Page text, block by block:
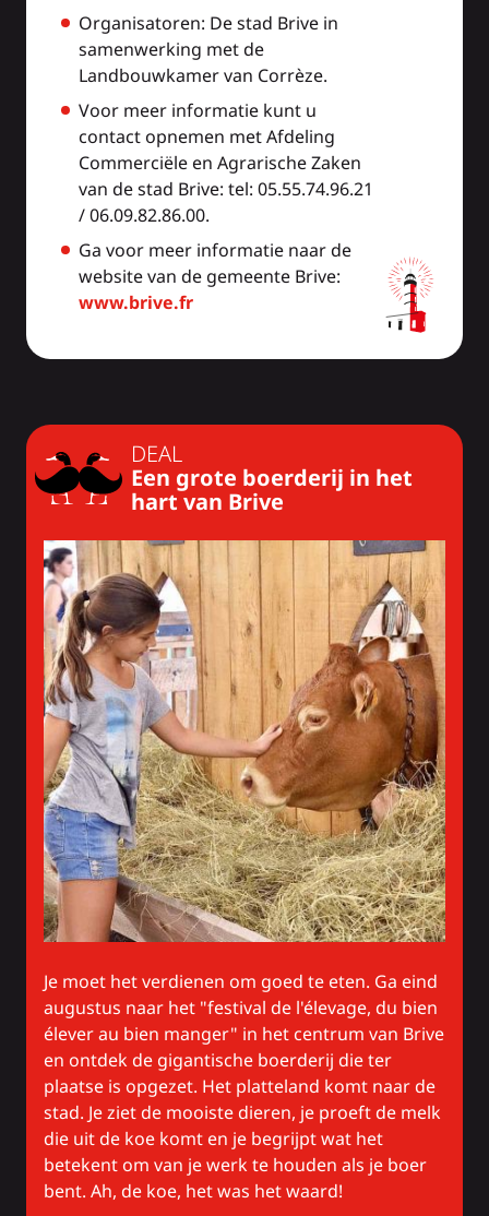
Organisatoren: De stad Brive in
samenwerking met de
Landbouwkamer van Corrèze.
Voor meer informatie kunt u
contact opnemen met Afdeling
Commerciële en Agrarische Zaken
van de stad Brive: tel: 05.55.74.96.21
/ 06.09.82.86.00.
Ga voor meer informatie naar de
website van de gemeente Brive:
www.brive.fr
DEAL
Een grote boerderij in het
hart van Brive
Je moet het verdienen om goed te eten. Ga eind
augustus naar het "festival de l'élevage, du bien
élever au bien manger" in het centrum van Brive
en ontdek de gigantische boerderij die ter
plaatse is opgezet. Het platteland komt naar de
stad. Je ziet de mooiste dieren, je proeft de melk
die uit de koe komt en je begrijpt wat het
betekent om van je werk te houden als je boer
bent. Ah, de koe, het was het waard!